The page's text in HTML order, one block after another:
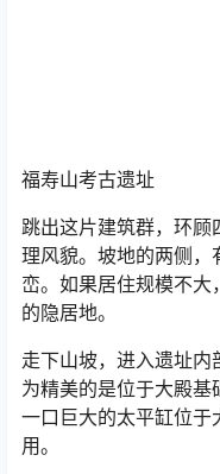
福寿山考古遗址
跳出这片建筑群，环顾
峦。如果居住规模不大
的隐居地。
走下山坡，进入遗址内